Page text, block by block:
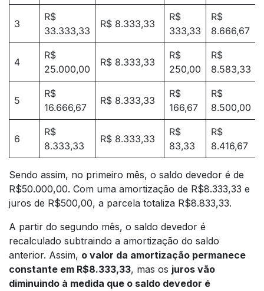
3
R$
33.333,33
R$ 8.333,33
R$
333,33
R$
8.666,67
4
R$
25.000,00
R$ 8.333,33
R$
250,00
R$
8.583,33
5
R$
16.666,67
R$ 8.333,33
R$
166,67
R$
8.500,00
6
R$
8.333,33
R$ 8.333,33
R$
83,33
R$
8.416,67
Sendo assim, no primeiro mês, o saldo devedor é de
R$50.000,00. Com uma amortização de R$8.333,33 e
juros de R$500,00, a parcela totaliza R$8.833,33.
A partir do segundo mês, o saldo devedor é
recalculado subtraindo a amortização do saldo
anterior. Assim, o valor da amortização permanece
constante em R$8.333,33, mas os juros vão
diminuindo à medida que o saldo devedor é